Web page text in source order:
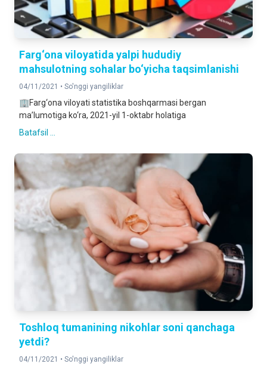
Farg‘ona viloyatida yalpi hududiy
mahsulotning sohalar bo‘yicha taqsimlanishi
04/11/2021 • So'nggi yangiliklar
🏢Farg‘ona viloyati statistika boshqarmasi bergan
ma’lumotiga ko‘ra, 2021-yil 1-oktabr holatiga
Batafsil ...
Toshloq tumanining nikohlar soni qanchaga
yetdi?
04/11/2021 • So'nggi yangiliklar